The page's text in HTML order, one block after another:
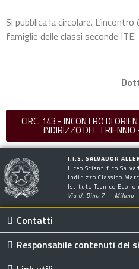
Si pubblica la circolare.
famiglie delle classi seconde ITE.
CIRC. 143 - INCONTRO DI
INDIRIZZO DEL
I.I.S. SALVADOR
Liceo Scientifico
Indirizzo Classico
Istituto Tecnico
Via U. Dini, 7 – Milano
Contatti
Responsabile contenuti del